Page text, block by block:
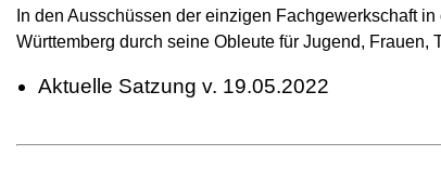
In den Ausschüssen der einzigen Fachgewerkschaft
Württemberg durch seine Obleute für Jugend, Frauen,
Aktuelle Satzung v. 19.05.2022